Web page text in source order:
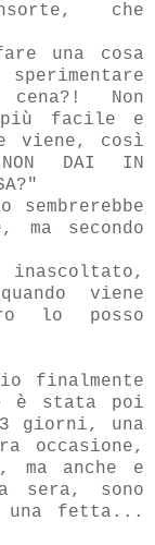
che
una cosa
Non
più facile e
viene, così
DAI IN
secondo
viene
lo posso
finalmente
è stata poi
giorni, una
occasione,
ma anche e
sera, sono
una fetta...